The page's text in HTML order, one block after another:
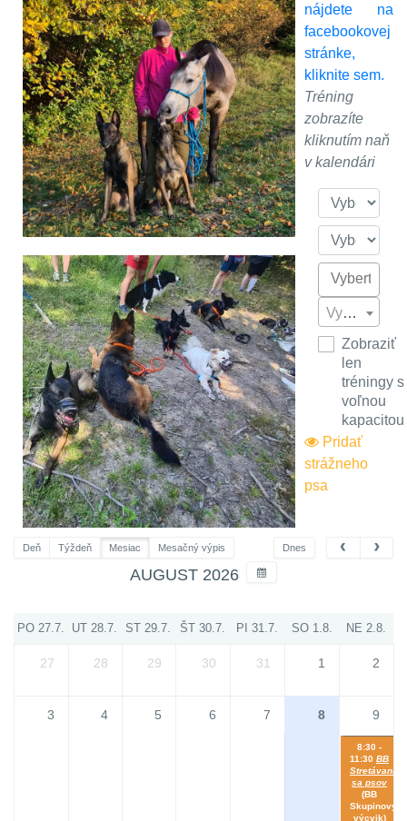
nájdete na
facebookovej
stránke,
kliknite sem.
Tréning
zobrazíte
kliknutím naň
v kalendári
Vyberte...
Zobraziť
len
tréningy s
voľnou
kapacitou
Pridať
strážneho
psa
Deň Týždeň Mesiac Mesačný výpis Dnes
AUGUST 2026
PO 27.7. UT 28.7. ST 29.7. ŠT 30.7. PI 31.7. SO 1.8. NE 2.8.
27 28 29 30 31 1 2
3 4 5 6 7 8 9
8:30 -
11:30 BB
Stretávanie
sa psov
(BB
Skupinový
výcvik)